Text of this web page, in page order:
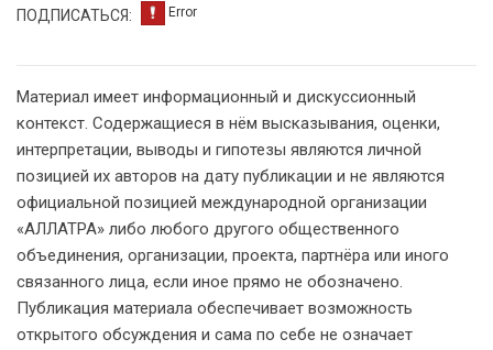
ПОДПИСАТЬСЯ:
Материал имеет информационный и дискуссионный
контекст. Содержащиеся в нём высказывания, оценки,
интерпретации, выводы и гипотезы являются личной
позицией их авторов на дату публикации и не являются
официальной позицией международной организации
«АЛЛАТРА» либо любого другого общественного
объединения, организации, проекта, партнёра или иного
связанного лица, если иное прямо не обозначено.
Публикация материала обеспечивает возможность
открытого обсуждения и сама по себе не означает